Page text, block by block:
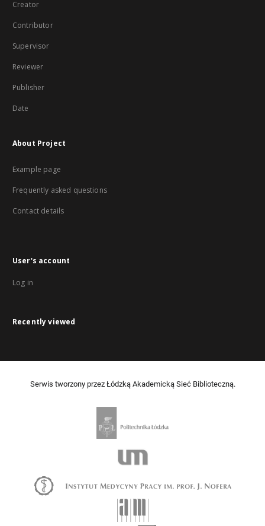
Creator
Contributor
Supervisor
Reviewer
Publisher
Date
About Project
Example page
Frequently asked questions
Contact details
User's account
Log in
Recently viewed
Serwis tworzony przez Łódzką Akademicką Sieć Biblioteczną.